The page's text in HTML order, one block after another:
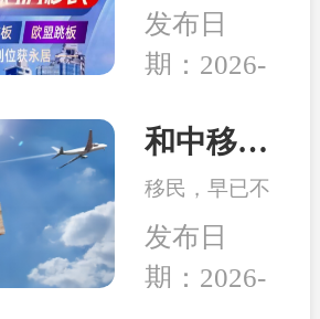
题，吸引了来
自全球几十个
国家的数千位
英、使领馆代
表及移民局长
在搭建一
个“交流、合
份开始受到很
多客户的青
睐，究其原因
性价比、宽松
良好的子女教
育、亲民的生
活成本、明确
的入籍路径
发布日
期：2026-
和中移民：2026年最适合办理移民身份的6个国家
移民，早已不
是 “我想去
哪”，而是：
这个身份能不
发布日
期：2026-